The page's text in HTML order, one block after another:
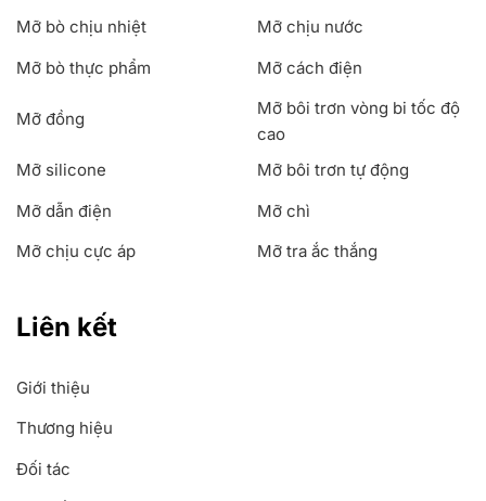
Mỡ bò chịu nhiệt
Mỡ chịu nước
Mỡ bò thực phẩm
Mỡ cách điện
Mỡ đồng
Mỡ bôi trơn vòng bi tốc độ
cao
Mỡ silicone
Mỡ bôi trơn tự động
Mỡ dẫn điện
Mỡ chì
Mỡ chịu cực áp
Mỡ tra ắc thắng
Liên kết
Giới thiệu
Thương hiệu
Đối tác